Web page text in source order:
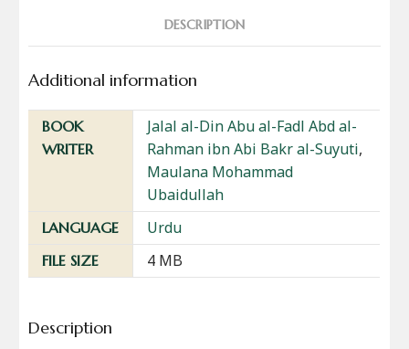
DESCRIPTION
Additional information
BOOK
WRITER
Jalal al-Din Abu al-Fadl Abd al-
Rahman ibn Abi Bakr al-Suyuti,
Maulana Mohammad
Ubaidullah
LANGUAGE Urdu
FILE SIZE 4 MB
Description